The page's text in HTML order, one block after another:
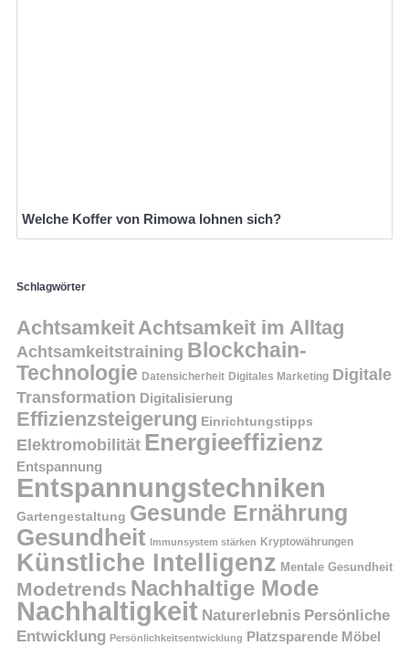
Welche Koffer von Rimowa lohnen sich?
Schlagwörter
Achtsamkeit Achtsamkeit im Alltag
Achtsamkeitstraining Blockchain-
Technologie Datensicherheit Digitales Marketing Digitale
Transformation Digitalisierung
Effizienzsteigerung Einrichtungstipps
Elektromobilität Energieeffizienz
Entspannung
Entspannungstechniken
Gartengestaltung Gesunde Ernährung
Gesundheit Immunsystem stärken Kryptowährungen
Künstliche Intelligenz Mentale Gesundheit
Modetrends Nachhaltige Mode
Nachhaltigkeit Naturerlebnis Persönliche
Entwicklung Persönlichkeitsentwicklung Platzsparende Möbel